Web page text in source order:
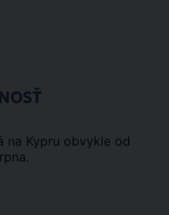
na Kypru obvykle od